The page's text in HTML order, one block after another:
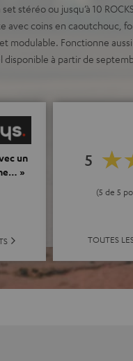
stéréo ou jusqu’à 10
avec coins en caoutchouc,
modulable. Fonctionne aussi
disponible à partir de
un
»
5
(5 de 5
TOUTES